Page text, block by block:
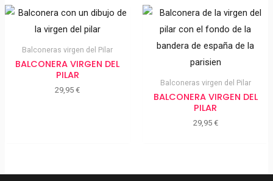
Balconeras virgen del Pilar
BALCONERA VIRGEN DEL
PILAR
29,95€
Balconeras virgen del Pilar
BALCONERA VIRGEN DEL
PILAR
29,95 €